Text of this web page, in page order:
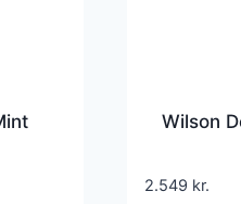
Wilson
2.549 kr.